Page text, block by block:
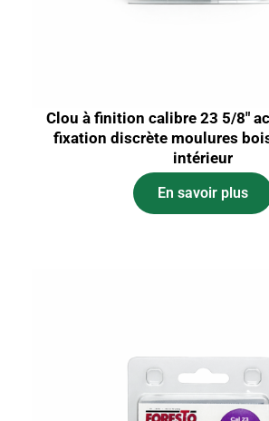
Clou à finition calibre 23 5/8″
fixation discrète moulures
intérieur
En savoir plus